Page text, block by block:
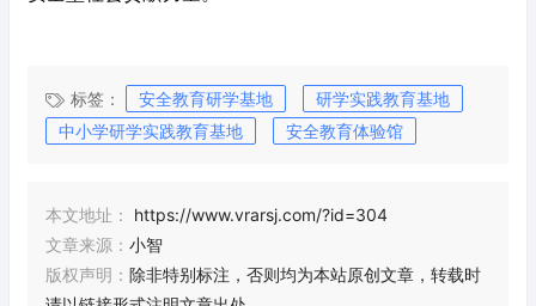
标签： 安全教育研学基地
研学实践教育基地
中小学研学实践教育基地
安全教育体验馆
本文地址：
https://www.vrarsj.com/?id=304
文章来源： 小智
版权声明： 除非特别标注，否则均为本站原创文章，转载时